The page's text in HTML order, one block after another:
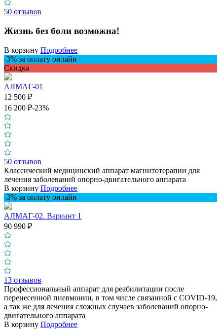
50 отзывов
Жизнь без боли возможна!
В корзину Подробнее
-3% за оплату онлайн
Скидкa
АЛМАГ-01
12 500 ₽
16 200 ₽-23%
50 отзывов
Классический медицинский аппарат магнитотерапии для
лечения заболеваний опорно-двигательного аппарата
В корзину Подробнее
-3% за оплату онлайн
АЛМАГ-02. Вариант 1
90 990 ₽
13 отзывов
Профессиональный аппарат для реабилитации после
перенесенной пневмонии, в том числе связанной с COVID-19,
а так же для лечения сложных случаев заболеваний опорно-
двигательного аппарата
В корзину Подробнее